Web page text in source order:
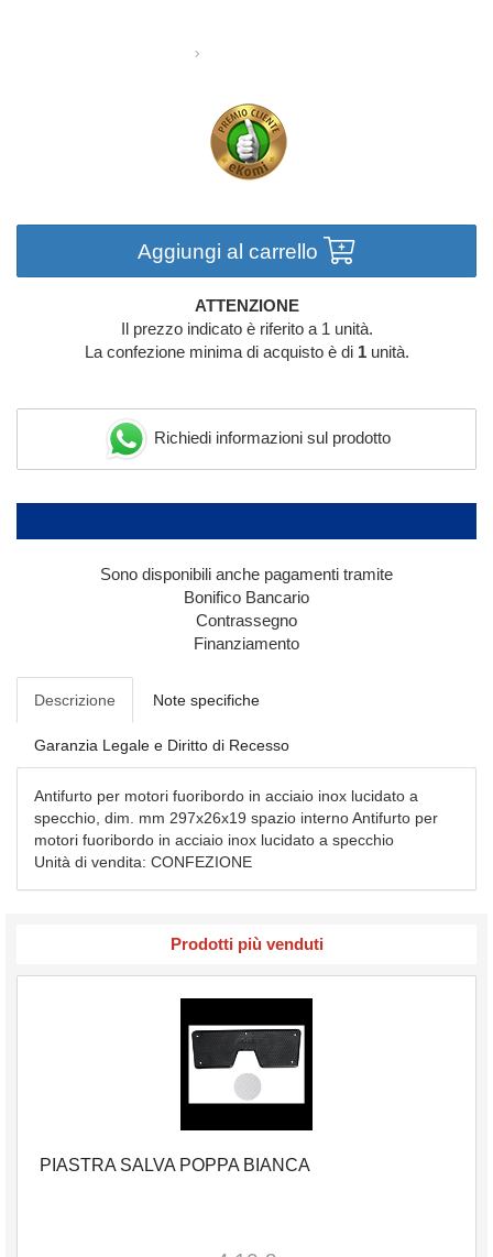
Aggiungi al carrello
ATTENZIONE
Il prezzo indicato è riferito a 1 unità.
La confezione minima di acquisto è di 1unità.
Richiedi informazioni sul prodotto
Sono disponibili anche pagamenti tramite
Bonifico Bancario
Contrassegno
Finanziamento
Descrizione Note specifiche
Garanzia Legale e Diritto di Recesso
Antifurto per motori fuoribordo in acciaio inox lucidato a
specchio, dim. mm 297x26x19 spazio interno Antifurto per
motori fuoribordo in acciaio inox lucidato a specchio
Unità di vendita: CONFEZIONE
Prodotti più venduti
PIASTRA SALVA POPPA BIANCA